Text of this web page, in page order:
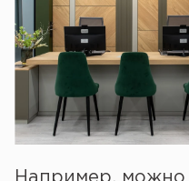
Например, можно